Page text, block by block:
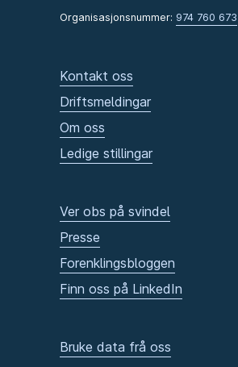
Organisasjonsnummer: 974 760 673
Kontakt oss
Driftsmeldingar
Om oss
Ledige stillingar
Ver obs på svindel
Presse
Forenklingsbloggen
Finn oss på LinkedIn
Bruke data frå oss